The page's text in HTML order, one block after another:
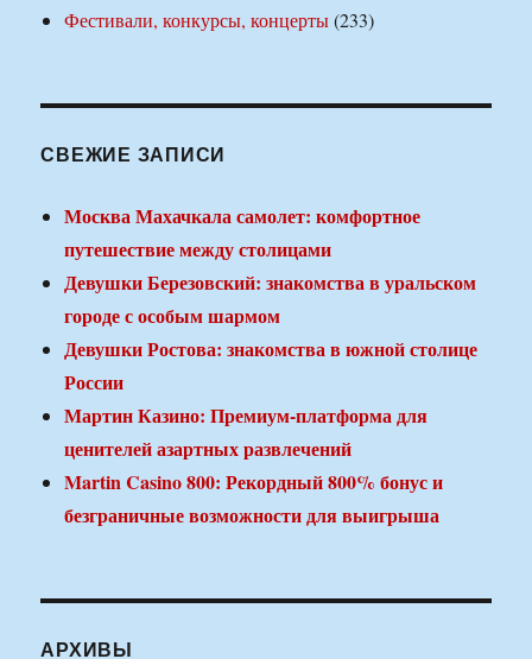
Фестивали, конкурсы, концерты(233)
СВЕЖИЕ ЗАПИСИ
Москва Махачкала самолет: комфортное
путешествие между столицами
Девушки Березовский: знакомства в уральском
городе с особым шармом
Девушки Ростова: знакомства в южной столице
России
Мартин Казино: Премиум-платформа для
ценителей азартных развлечений
Martin Casino 800: Рекордный 800% бонус и
безграничные возможности для выигрыша
АРХИВЫ